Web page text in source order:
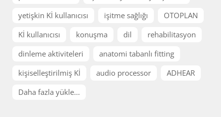
yetişkin Kİ kullanıcısı
işitme sağlığı
OTOPLAN
Kİ kullanıcısı
konuşma dil
rehabilitasyon
dinleme aktiviteleri
anatomi tabanlı fitting
kişiselleştirilmiş Kİ
audio processor
ADHEAR
Daha fazla yükle...